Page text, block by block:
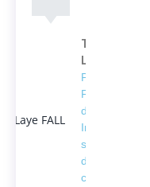
Thierno
Laye FALL
Président
Fondateur
d'ACTEDUS,
Ingénieur
spécialisé
dans la
conversion